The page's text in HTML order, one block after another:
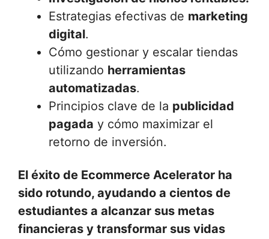
Estrategias efectivas de marketing
digital.
Cómo gestionar y escalar tiendas
utilizando herramientas
automatizadas.
Principios clave de la publicidad
pagada y cómo maximizar el
retorno de inversión.
El éxito de Ecommerce Acelerator ha
sido rotundo, ayudando a cientos de
estudiantes a alcanzar sus metas
financieras y transformar sus vidas